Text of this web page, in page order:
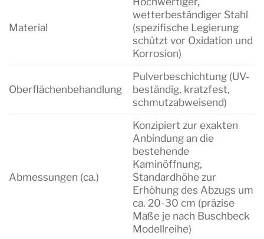
Material
wetterbeständiger Stahl
(spezifische Legierung
schützt vor Oxidation und
Korrosion)
Oberflächenbehandlung
Pulverbeschichtung (UV-
beständig, kratzfest,
schmutzabweisend)
Abmessungen (ca.)
Konzipiert zur exakten
Anbindung an die
bestehende
Kaminöffnung,
Standardhöhe zur
Erhöhung des Abzugs um
ca. 20-30 cm (präzise
Maße je nach Buschbeck
Modellreihe)